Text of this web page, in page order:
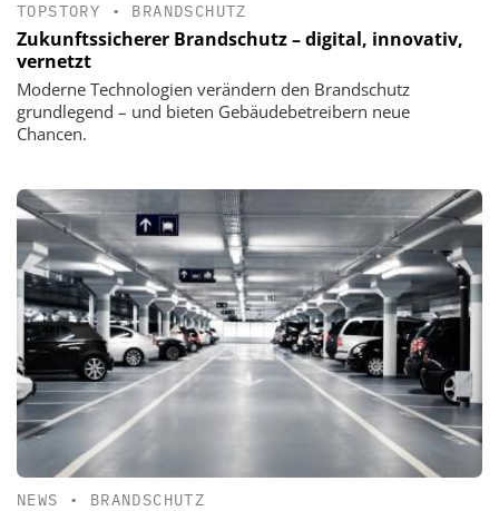
TOPSTORY • BRANDSCHUTZ
Zukunftssicherer Brandschutz – digital, innovativ,
vernetzt
Moderne Technologien verändern den Brandschutz
grundlegend – und bieten Gebäudebetreibern neue
Chancen.
NEWS • BRANDSCHUTZ